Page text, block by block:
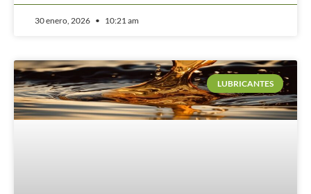
30 enero, 2026 10:21 am
LUBRICANTES